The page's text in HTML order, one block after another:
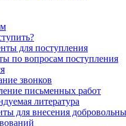
для поступления
по вопросам поступления
звонков
письменных работ
литература
для внесения